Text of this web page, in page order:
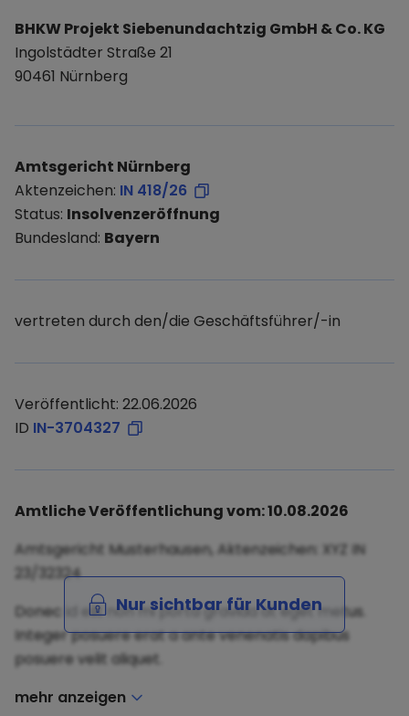
BHKW Projekt Siebenundachtzig GmbH & Co. KG
Ingolstädter Straße 21
90461 Nürnberg
Amtsgericht Nürnberg
Aktenzeichen: IN 418/26
Status: Insolvenzeröffnung
Bundesland: Bayern
vertreten durch den/die Geschäftsführer/-in
Veröffentlicht: 22.06.2026
ID IN-3704327
Amtliche Veröffentlichung vom: 10.08.2026
Amtsgericht Musterhausen, Aktenzeichen: XYZ IN
23/32324
Donec id elit non mi porta gravida at eget metus.
Integer posuere erat a ante venenatis dapibus
posuere velit aliquet.
Nur sichtbar für Kunden
mehr anzeigen